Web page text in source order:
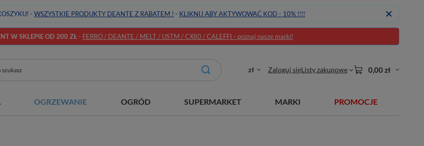
- WSZYSTKIE PRODUKTY DEANTE Z RABATEM ! - KLIKNIJ ABY AKTYWOWAĆ KOD - 10% !!!!
W SKLEPIE OD 200 ZŁ- FERRO / DEANTE / MELT / USTM / CX80 / CALEFFI - poznaj nasze marki!
zł Zaloguj sięListy zakupowe 0,00 zł
OGRZEWANIE OGRÓD SUPERMARKET MARKI PROMOCJE